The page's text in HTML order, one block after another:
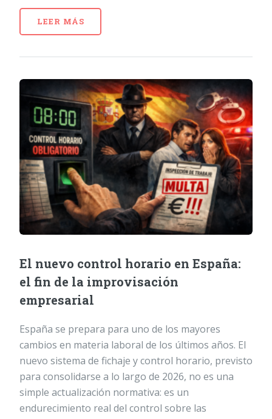
LEER MÁS
El nuevo control horario en España:
el fin de la improvisación
empresarial
España se prepara para uno de los mayores
cambios en materia laboral de los últimos años. El
nuevo sistema de fichaje y control horario, previsto
para consolidarse a lo largo de 2026, no es una
simple actualización normativa: es un
endurecimiento real del control sobre las